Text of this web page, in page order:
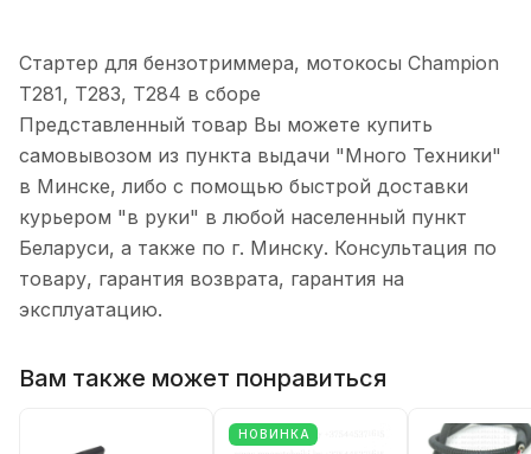
Стартер для бензотриммера, мотокосы Champion
T281, T283, T284 в сборе
Представленный товар Вы можете купить
самовывозом из пункта выдачи "Много Техники"
в Минске, либо с помощью быстрой доставки
курьером "в руки" в любой населенный пункт
Беларуси, а также по г. Минску. Консультация по
товару, гарантия возврата, гарантия на
эксплуатацию.
Вам также может понравиться
НОВИНКА